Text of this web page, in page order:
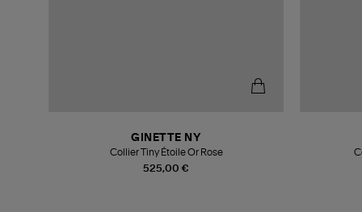
525,00 €
GINETTE NY
Collier Tiny Étoile Or Rose